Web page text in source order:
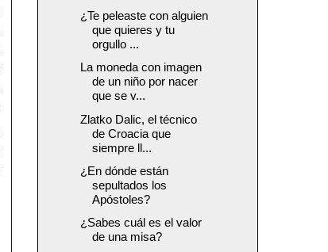
¿Te peleaste con alguien
que quieres y tu
orgullo ...
La moneda con imagen
de un niño por nacer
que se v...
Zlatko Dalic, el técnico
de Croacia que
siempre ll...
¿En dónde están
sepultados los
Apóstoles?
¿Sabes cuál es el valor
de una misa?